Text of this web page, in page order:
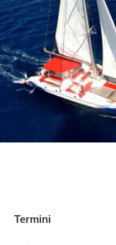
Termini